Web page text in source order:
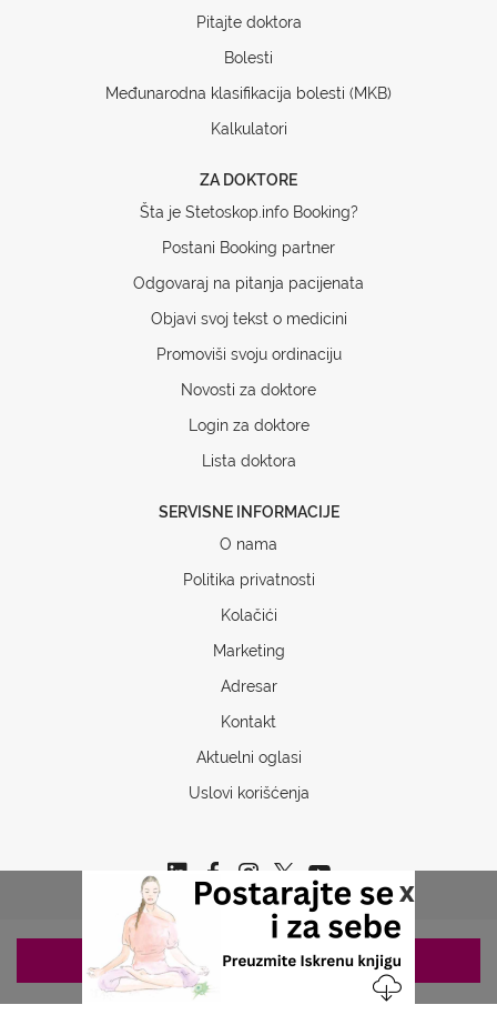
x
Pitajte doktora
Bolesti
Međunarodna klasifikacija bolesti (MKB)
Kalkulatori
ZA DOKTORE
Šta je Stetoskop.info Booking?
Postani Booking partner
Odgovaraj na pitanja pacijenata
Objavi svoj tekst o medicini
Promoviši svoju ordinaciju
Novosti za doktore
Login za doktore
Lista doktora
SERVISNE INFORMACIJE
O nama
Politika privatnosti
Kolačići
Marketing
Adresar
Kontakt
Aktuelni oglasi
Uslovi korišćenja
Copyrights © 2026 Sva prava www.stetoskop.info
ZAKAZIVANJE 063/687-460